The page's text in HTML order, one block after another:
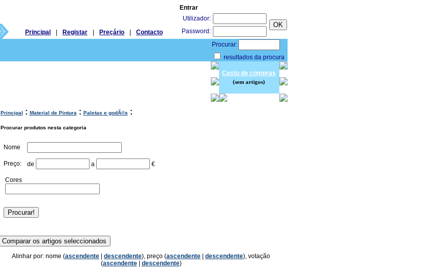
Entrar
Utilizador:
Password:
Principal Registar Preçário
Contacto
Procurar:
resultados da procura
Cesto de compras
(sem artigos)
Principal : Material de Pintura : Paletas e godÃ©s :
Procurar produtos nesta categoria
Nome
Preço: de a €
Cores
Alinhar por: nome (ascendente descendente), preço (ascendente descendente), votação
(ascendente| descendente)